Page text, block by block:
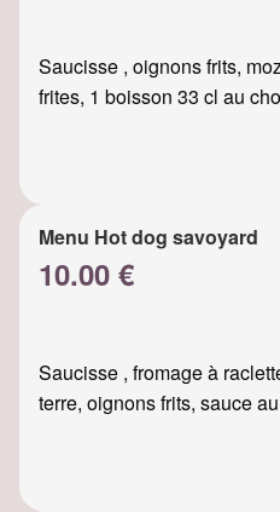
Saucisse , oignons frits,
frites, 1 boisson 33 cl au
Menu Hot dog savoyard
10.00 €
Saucisse , fromage à
terre, oignons frits, sauce